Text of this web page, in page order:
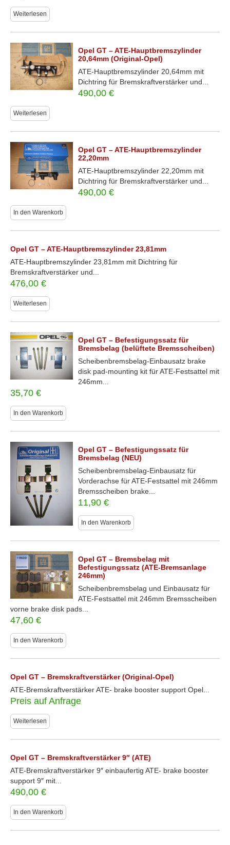
Weiterlesen
Opel GT – ATE-Hauptbremszylinder
20,64mm (Original-Opel)
ATE-Hauptbremszylinder 20,64mm mit
Dichtring für Bremskraftverstärker und...
490,00€
Weiterlesen
Opel GT – ATE-Hauptbremszylinder
22,20mm
ATE-Hauptbremszylinder 22,20mm mit
Dichtring für Bremskraftverstärker und...
490,00€
In den Warenkorb
Opel GT – ATE-Hauptbremszylinder 23,81mm
ATE-Hauptbremszylinder 23,81mm mit Dichtring für
Bremskraftverstärker und...
476,00 €
Weiterlesen
Opel GT – Befestigungssatz für
Bremsbelag (belüftete Bremsscheiben)
Scheibenbremsbelag-Einbausatz brake
disk pad-mounting kit für ATE-Festsattel mit
246mm...
35,70 €
In den Warenkorb
Opel GT – Befestigungssatz für
Bremsbelag (NEU)
Scheibenbremsbelag-Einbausatz für
Vorderachse für ATE-Festsattel mit 246mm
Bremsscheiben brake...
11,90€
In den Warenkorb
Opel GT – Bremsbelag mit
Befestigungssatz (ATE-Bremsanlage
246mm)
Scheibenbremsbelag und Einbausatz für
ATE-Festsattel mit 246mm Bremsscheiben
vorne brake disk pads...
47,60 €
In den Warenkorb
Opel GT – Bremskraftverstärker (Original-Opel)
ATE-Bremskraftverstärker ATE- brake booster support Opel...
Preis auf Anfrage
Weiterlesen
Opel GT – Bremskraftverstärker 9″ (ATE)
ATE-Bremskraftverstärker 9″ einbaufertig ATE- brake booster
support 9″ mit...
490,00 €
In den Warenkorb